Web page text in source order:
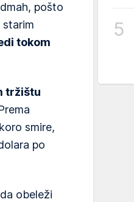
pošto
tokom
tržištu
smire,
po
obeleži
5